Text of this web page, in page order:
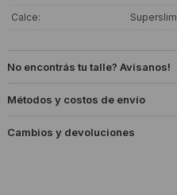
Calce Superslim
No encontrás tu talle? Avisanos!
Métodos y costos de envío
Cambios y devoluciones